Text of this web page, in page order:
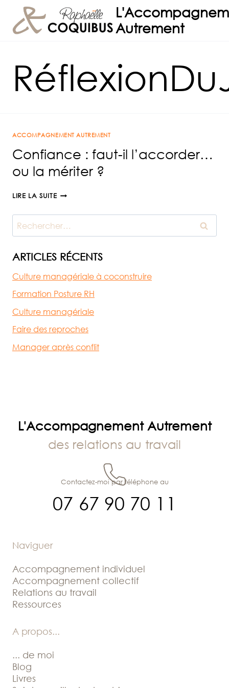
contenu
Autrement
ACCOMPAGNEMENT AUTREMENT
Confiance : faut-il l’accorder…
ou la mériter ?
LIRE LA SUITECONFIANCE
FAUT-
IL
OU
MÉRITER
Rechercher :
ARTICLES RÉCENTS
Culture managériale à coconstruire
Formation Posture RH
Culture managériale
Faire des reproches
Manager après conflit
L'Accompagnement Autrement
des relations au travail
07 67 90 70 11
Contactez-moi par téléphone au
Naviguer
Accompagnement individuel
Accompagnement collectif
Relations au travail
Ressources
A propos...
... de moi
Blog
Livres